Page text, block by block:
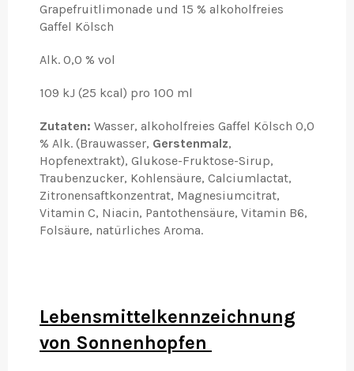
Grapefruitlimonade und 15 % alkoholfreies
Gaffel Kölsch
Alk. 0,0 % vol
109 kJ (25 kcal) pro 100 ml
Zutaten: Wasser, alkoholfreies Gaffel Kölsch 0,0
% Alk. (Brauwasser, Gerstenmalz,
Hopfenextrakt), Glukose-Fruktose-Sirup,
Traubenzucker, Kohlensäure, Calciumlactat,
Zitronensaftkonzentrat, Magnesiumcitrat,
Vitamin C, Niacin, Pantothensäure, Vitamin B6,
Folsäure, natürliches Aroma.
Lebensmittelkennzeichnung
von Sonnenhopfen